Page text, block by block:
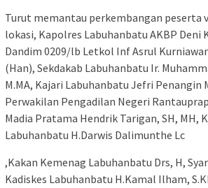
Turut memantau perkembangan peserta
lokasi, Kapolres Labuhanbatu AKBP Deni
Dandim 0209/lb Letkol Inf Asrul
(Han), Sekdakab Labuhanbatu Ir.
M.MA, Kajari Labuhanbatu Jefri Penangin
Perwakilan Pengadilan Negeri
Madia Pratama Hendrik Tarigan, SH, MH,
Labuhanbatu H.Darwis Dalimunthe Lc
,Kakan Kemenag Labuhanbatu Drs, H,
Kadiskes Labuhanbatu H.Kamal Ilham,